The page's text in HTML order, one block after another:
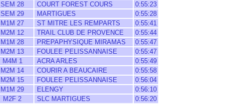
SEM 28 COURT FOREST COURS
0:55:23
SEM 29 MARTIGUES
0:55:28
M1M 27 ST MITRE LES REMPARTS
0:55:41
M2M 12 TRAIL CLUB DE PROVENCE
0:55:44
M1M 28 PREPAPHYSIQUE MIRAMAS
0:55:47
M2M 13 FOULEE PELISSANNAISE
0:55:47
M4M 1 ACRA ARLES
0:55:49
M2M 14 COURIR A BEAUCAIRE
0:55:58
M2M 15 FOULEE PELISSANNAISE
0:56:04
M1M 29 ELENGY
0:56:10
M2F 2 SLC MARTIGUES
0:56:20